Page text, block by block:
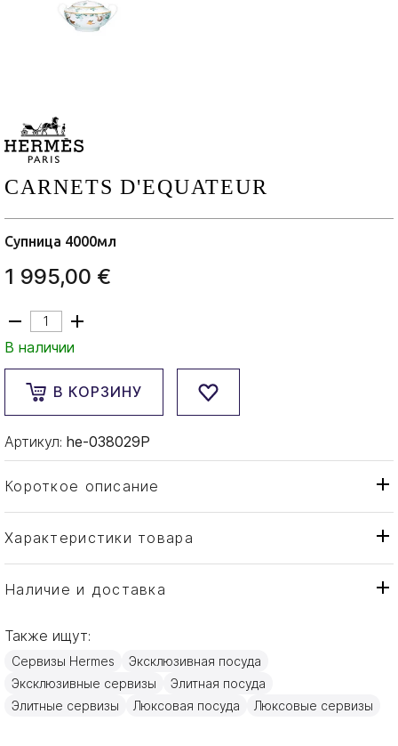
CARNETS D'ЕQUATEUR
Супница 4000мл
1 995,00 €
В наличии
В КОРЗИНУ
Артикул: he-038029P
Короткое описание
Характеристики товара
Тип товара
Супница
Бренд
Страна производителя
Материал
Золото, Фарфор
Наличие и доставка
Также ищут:
Сервизы Hermes
Эксклюзивная посуда
Эксклюзивные сервизы
Элитная посуда
Элитные сервизы
Люксовая посуда Люксовые сервизы